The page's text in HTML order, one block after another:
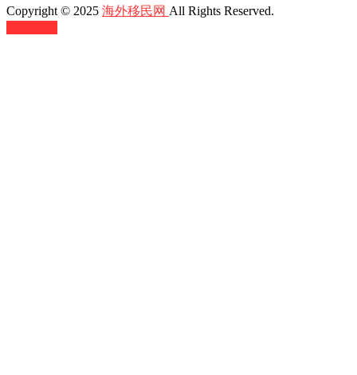
Copyright © 2025 海外移民网 All Rights Reserved.